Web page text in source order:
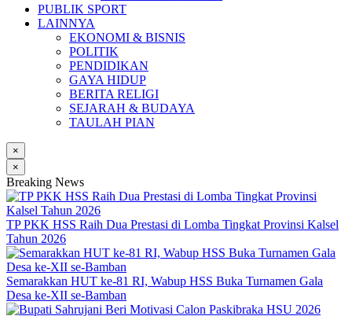
PUBLIK SPORT
LAINNYA
EKONOMI & BISNIS
POLITIK
PENDIDIKAN
GAYA HIDUP
BERITA RELIGI
SEJARAH & BUDAYA
TAULAH PIAN
×
×
Breaking News
TP PKK HSS Raih Dua Prestasi di Lomba Tingkat Provinsi Kalsel
Tahun 2026
Semarakkan HUT ke-81 RI, Wabup HSS Buka Turnamen Gala
Desa ke-XII se-Bamban